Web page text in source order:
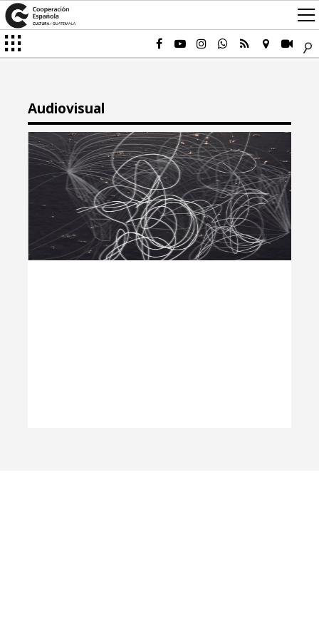
Audiovisual